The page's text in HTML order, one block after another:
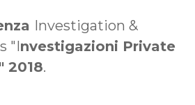
Investigation &
"Investigazioni Private
2018.